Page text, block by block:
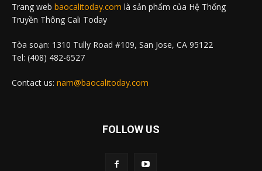
Trang web baocalitoday.com là sản phẩm của Hệ Thống
Truyền Thông Cali Today
Tòa soạn: 1310 Tully Road #109, San Jose, CA 95122
Tel: (408) 482-6527
Contact us: nam@baocalitoday.com
FOLLOW US